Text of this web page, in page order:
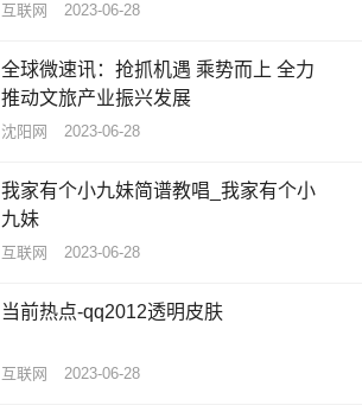
互联网 2023-06-28
全球微速讯：抢抓机遇 乘势而上 全力
推动文旅产业振兴发展
沈阳网 2023-06-28
我家有个小九妹简谱教唱_我家有个小
九妹
互联网 2023-06-28
当前热点-qq2012透明皮肤
互联网 2023-06-28